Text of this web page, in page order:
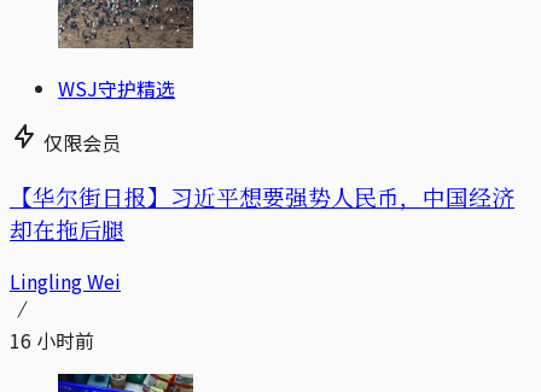
WSJ守护精选
仅限会员
【华尔街日报】习近平想要强势人民币，中国经济
却在拖后腿
Lingling Wei
16 小时前